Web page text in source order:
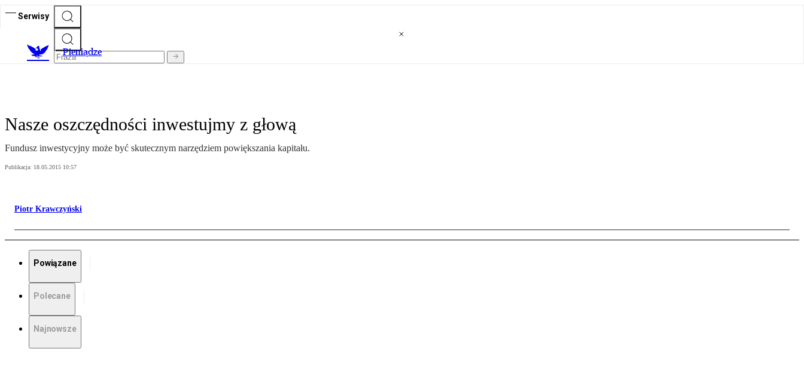
Serwisy
Pieniądze
Nasze oszczędności inwestujmy z głową
Fundusz inwestycyjny może być skutecznym narzędziem powiększania kapitału.
Publikacja: 18.05.2015 10:57
Piotr Krawczyński
Powiązane
Polecane
Najnowsze